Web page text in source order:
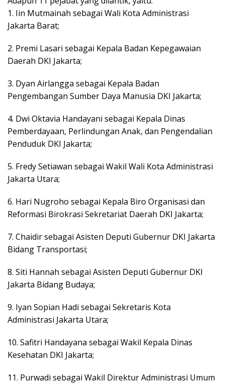
1. Iin Mutmainah sebagai Wali Kota Administrasi
Jakarta Barat;
2. Premi Lasari sebagai Kepala Badan Kepegawaian
Daerah DKI Jakarta;
3. Dyan Airlangga sebagai Kepala Badan
Pengembangan Sumber Daya Manusia DKI Jakarta;
4. Dwi Oktavia Handayani sebagai Kepala Dinas
Pemberdayaan, Perlindungan Anak, dan Pengendalian
Penduduk DKI Jakarta;
5. Fredy Setiawan sebagai Wakil Wali Kota Administrasi
Jakarta Utara;
6. Hari Nugroho sebagai Kepala Biro Organisasi dan
Reformasi Birokrasi Sekretariat Daerah DKI Jakarta;
7. Chaidir sebagai Asisten Deputi Gubernur DKI Jakarta
Bidang Transportasi;
8. Siti Hannah sebagai Asisten Deputi Gubernur DKI
Jakarta Bidang Budaya;
9. Iyan Sopian Hadi sebagai Sekretaris Kota
Administrasi Jakarta Utara;
10. Safitri Handayana sebagai Wakil Kepala Dinas
Kesehatan DKI Jakarta;
11. Purwadi sebagai Wakil Direktur Administrasi Umum